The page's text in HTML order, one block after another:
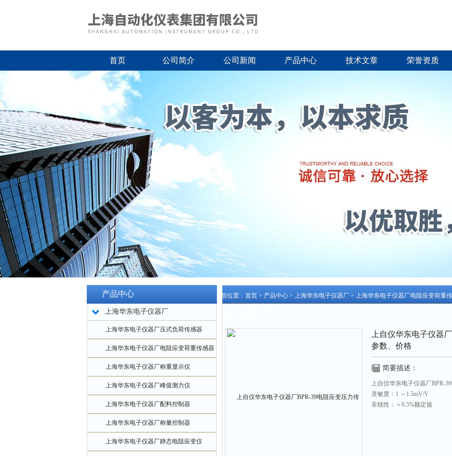
首页 公司简介 公司新闻 产品中心 技术文章 荣誉资质
产品中心
上海华东电子仪器厂
上海华东电子仪器厂压式负荷传感器
上海华东电子仪器厂电阻应变荷重传感器
上海华东电子仪器厂称重显示仪
上海华东电子仪器厂峰值测力仪
上海华东电子仪器厂配料控制器
上海华东电子仪器厂称量控制器
上海华东电子仪器厂静态电阻应变仪
当前位置： 首页 > 产品中心 > 上海华东电子仪器厂 > 上海华东电子仪器厂电阻应变荷重
上自仪华东电子仪器
参数、价格
简要描述：
上自仪华东电子仪器厂BPR-
灵敏度：1 ～1.5mV/V
非线性：＜0.5%额定值